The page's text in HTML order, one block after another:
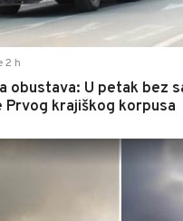
2 h
obustava: U petak bez
Prvog krajiškog korpusa